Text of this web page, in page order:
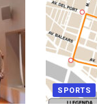
SPORTS